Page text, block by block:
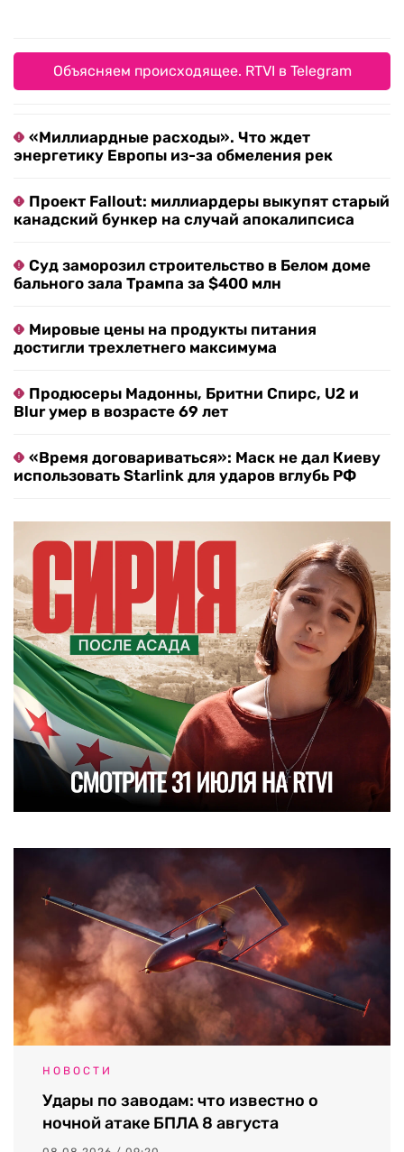
Объясняем происходящее. RTVI в Telegram
«Миллиардные расходы». Что ждет
энергетику Европы из-за обмеления рек
Проект Fallout: миллиардеры выкупят старый
канадский бункер на случай апокалипсиса
Суд заморозил строительство в Белом доме
бального зала Трампа за $400 млн
Мировые цены на продукты питания
достигли трехлетнего максимума
Продюсеры Мадонны, Бритни Спирс, U2 и
Blur умер в возрасте 69 лет
«Время договариваться»: Маск не дал Киеву
использовать Starlink для ударов вглубь РФ
НОВОСТИ
Удары по заводам: что известно о
ночной атаке БПЛА 8 августа